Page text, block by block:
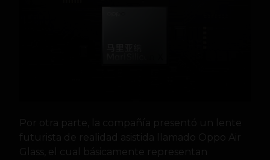
Por otra parte, la compañía presentó un lente
futurista de realidad asistida llamado Oppo Air
Glass, el cual básicamente representan